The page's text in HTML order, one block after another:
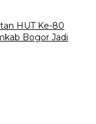
HUT Ke-80
Bogor Jadi